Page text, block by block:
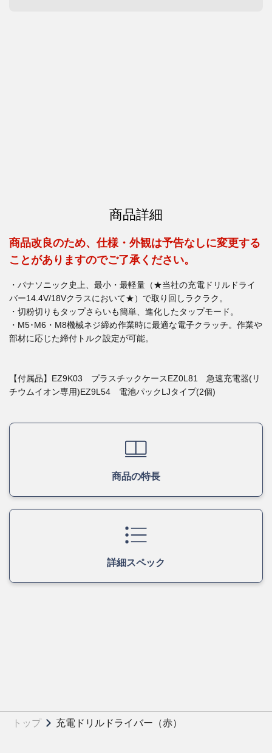
商品詳細
商品改良のため、仕様・外観は予告なしに変更する
ことがありますのでご了承ください。
・パナソニック史上、最小・最軽量（★当社の充電ドリルドライ
バー14.4V/18Vクラスにおいて★）で取り回しラクラク。
・切粉切りもタップさらいも簡単、進化したタップモード。
・M5･M6・M8機械ネジ締め作業時に最適な電子クラッチ。作業や
部材に応じた締付トルク設定が可能。
【付属品】EZ9K03 プラスチックケースEZ0L81 急速充電器(リ
チウムイオン専用)EZ9L54 電池パックLJタイプ(2個)
商品の特長
詳細スペック
トップ 充電ドリルドライバー（赤）